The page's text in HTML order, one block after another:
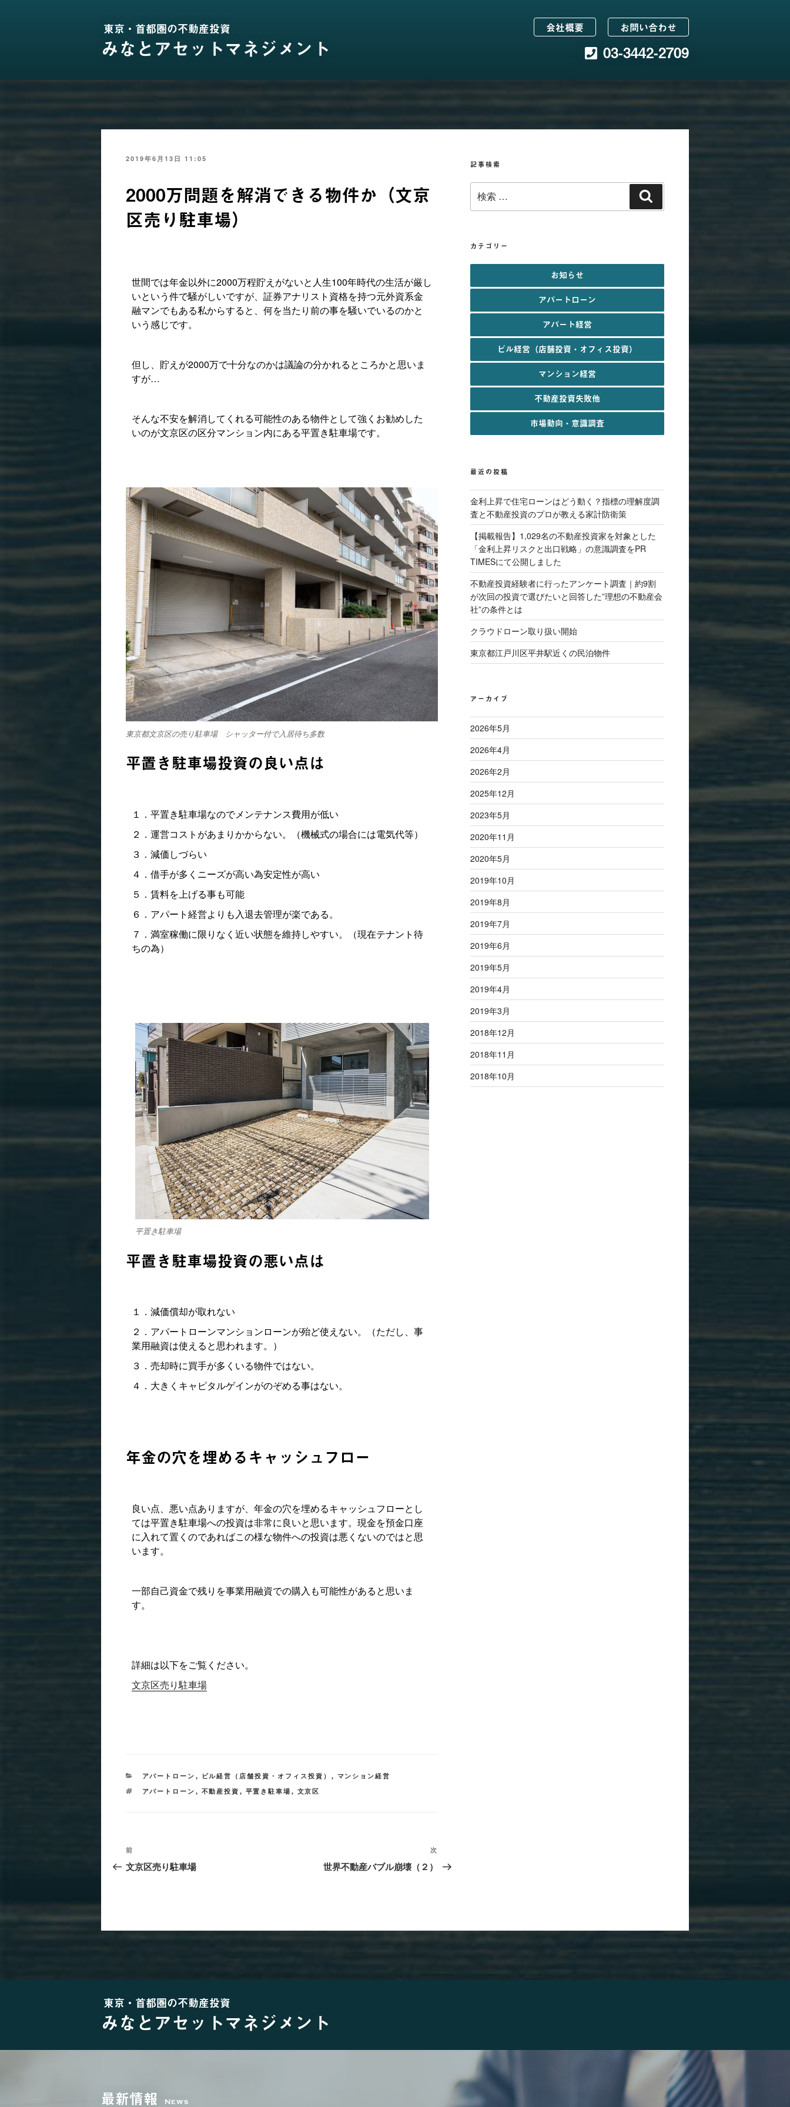
東京・首都圏の不動産投資
みなとアセットマネジメント
会社概要 お問い合わせ
03-3442-2709
投
2019年6月13日 11:05
2000万問題を解消できる物件か（文京
区売り駐車場）
世間では年金以外に2000万程貯えがないと人生100年時代の生活が厳し
いという件で騒がしいですが、証券アナリスト資格を持つ元外資系金
融マンでもある私からすると、何を当たり前の事を騒いでいるのかと
いう感じです。
但し、貯えが2000万で十分なのかは議論の分かれるところかと思いま
すが…
そんな不安を解消してくれる可能性のある物件として強くお勧めした
いのが文京区の区分マンション内にある平置き駐車場です。
東京都文京区の売り駐車場 シャッター付で入居待ち多数
平置き駐車場投資の良い点は
１．平置き駐車場なのでメンテナンス費用が低い
２．運営コストがあまりかからない。（機械式の場合には電気代等）
３．減価しづらい
４．借手が多くニーズが高い為安定性が高い
５．賃料を上げる事も可能
６．アパート経営よりも入退去管理が楽である。
７．満室稼働に限りなく近い状態を維持しやすい。（現在テナント待
ちの為）
平置き駐車場
平置き駐車場投資の悪い点は
１．減価償却が取れない
２．アパートローンマンションローンが殆ど使えない。（ただし、事
業用融資は使えると思われます。）
３．売却時に買手が多くいる物件ではない。
４．大きくキャピタルゲインがのぞめる事はない。
年金の穴を埋めるキャッシュフロー
良い点、悪い点ありますが、年金の穴を埋めるキャッシュフローとし
ては平置き駐車場への投資は非常に良いと思います。現金を預金口座
に入れて置くのであればこの様な物件への投資は悪くないのではと思
います。
一部自己資金で残りを事業用融資での購入も可能性があると思いま
す。
詳細は以下をご覧ください。
文京区売り駐車場
カ
ゴ
アパートローン , ビル経営（店舗投資・オフィス投資） , マンション経営
タ
アパートローン , 不動産投資 , 平置き駐車場 , 文京区
投
稿
ゲ
ョ
ン
過
去
の
前
文京区売り駐車場
次
世界不動産バブル崩壊（２）
記事検索
索:
索
カテゴリー
お知らせ
アパートローン
アパート経営
ビル経営（店舗投資・オフィス投資）
マンション経営
不動産投資失敗他
市場動向・意識調査
最近の投稿
金利上昇で住宅ローンはどう動く？指標の理解度調
査と不動産投資のプロが教える家計防衛策
【掲載報告】1,029名の不動産投資家を対象とした
「金利上昇リスクと出口戦略」の意識調査をPR
TIMESにて公開しました
不動産投資経験者に行ったアンケート調査｜約9割
が次回の投資で選びたいと回答した”理想の不動産会
社”の条件とは
クラウドローン取り扱い開始
東京都江戸川区平井駅近くの民泊物件
アーカイブ
2026年5月
2026年4月
2026年2月
2025年12月
2023年5月
2020年11月
2020年5月
2019年10月
2019年8月
2019年7月
2019年6月
2019年5月
2019年4月
2019年3月
2018年12月
2018年11月
2018年10月
東京・首都圏の不動産投資
みなとアセットマネジメント
最新情報 News